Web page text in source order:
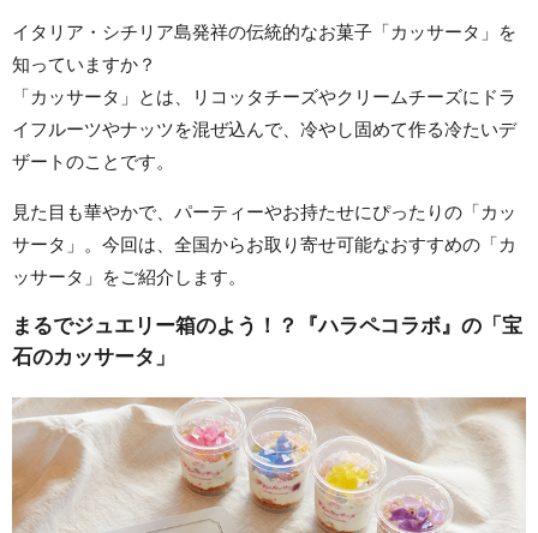
イタリア・シチリア島発祥の伝統的なお菓子「カッサータ」を
知っていますか？
「カッサータ」とは、リコッタチーズやクリームチーズにドラ
イフルーツやナッツを混ぜ込んで、冷やし固めて作る冷たいデ
ザートのことです。
見た目も華やかで、パーティーやお持たせにぴったりの「カッ
サータ」。今回は、全国からお取り寄せ可能なおすすめの「カ
ッサータ」をご紹介します。
まるでジュエリー箱のよう！？『ハラペコラボ』の「宝
石のカッサータ」